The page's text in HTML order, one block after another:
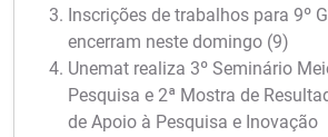
Inscrições de trabalhos para 9º
encerram neste domingo (9)
Unemat realiza 3º Seminário
Pesquisa e 2ª Mostra de
de Apoio à Pesquisa e Inovação